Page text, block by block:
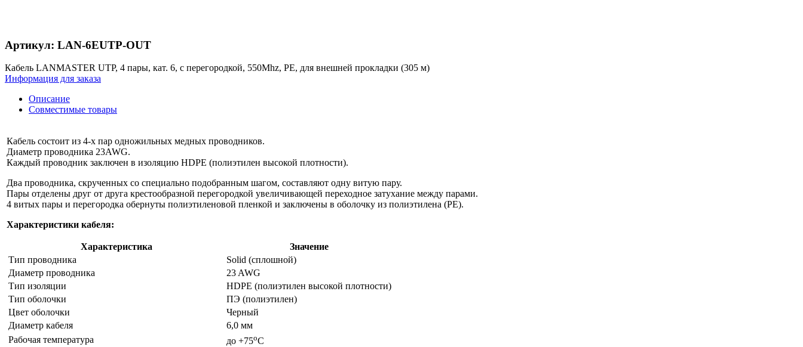
Артикул: LAN-6EUTP-OUT
Кабель LANMASTER UTP, 4 пары, кат. 6, с перегородкой, 550Mhz, PE, для внешней прокладки (305 м)
Информация для заказа
Описание
Совместимые товары
Кабель состоит из 4-х пар одножильных медных проводников.
Диаметр проводника 23AWG.
Каждый проводник заключен в изоляцию HDPE (полиэтилен высокой плотности).
Два проводника, скрученных со специально подобранным шагом, составляют одну витую пару.
Пары отделены друг от друга крестообразной перегородкой увеличивающей переходное затухание между парами.
4 витых пары и перегородка обернуты полиэтиленовой пленкой и заключены в оболочку из полиэтилена (PЕ).
Характеристики кабеля:
Характеристика
Значение
Тип проводника
Solid (сплошной)
Диаметр проводника
23 AWG
Тип изоляции
HDPE (полиэтилен высокой плотности)
Тип оболочки
ПЭ (полиэтилен)
Цвет оболочки
Черный
Диаметр кабеля
6,0 мм
Рабочая температура
до +75oС